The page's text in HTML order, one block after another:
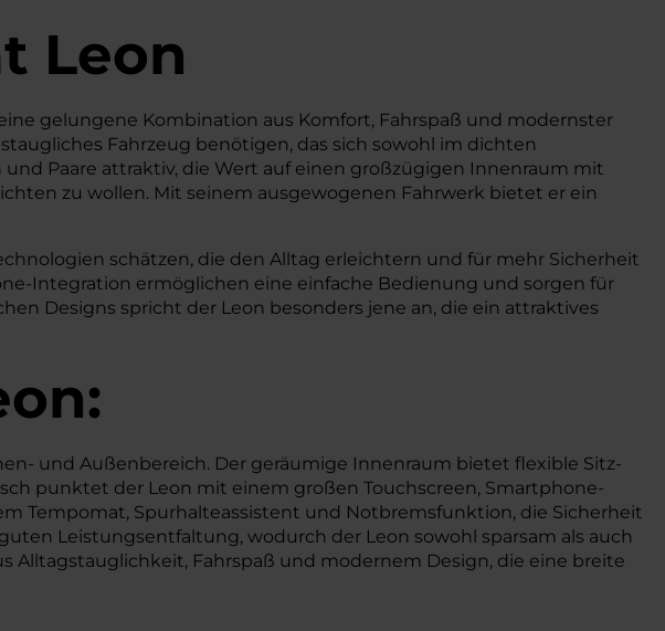
Leon
gelungene Kombination aus Komfort, Fahrspaß und modernster
Fahrzeug benötigen, das sich sowohl im dichten
Paare attraktiv, die Wert auf einen großzügigen Innenraum mit
zu wollen. Mit seinem ausgewogenen Fahrwerk bietet er ein
schätzen, die den Alltag erleichtern und für mehr Sicherheit
Integration ermöglichen eine einfache Bedienung und sorgen für
Designs spricht der Leon besonders jene an, die ein attraktives
und Außenbereich. Der geräumige Innenraum bietet flexible Sitz-
punktet der Leon mit einem großen Touchscreen, Smartphone-
Tempomat, Spurhalteassistent und Notbremsfunktion, die Sicherheit
Leistungsentfaltung, wodurch der Leon sowohl sparsam als auch
Alltagstauglichkeit, Fahrspaß und modernem Design, die eine breite